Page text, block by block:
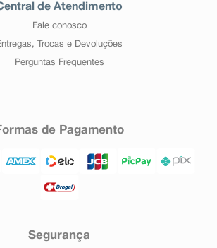
de Atendimento
Fale conosco
Trocas e Devoluções
Perguntas Frequentes
de Pagamento
Segurança